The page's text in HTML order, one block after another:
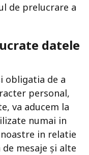
de prelucrare a
datele
obligatia de a
personal,
va aducem la
numai in
in relatie
mesaje și alte